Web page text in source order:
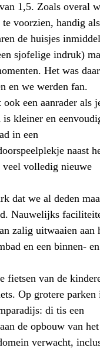
1,5. Zoals overal
voorzien, handig
de huisjes
sjofelige indruk)
Het was
en we werden fan.
ook een aanrader als
kleiner en
in een
naast
veel volledig nieuwe
dat we al deden
Nauwelijks
zalig uitwaaien aan
en een binnen- en
fietsen van de
Op grotere parken
di tis een
de opbouw van
verwacht,